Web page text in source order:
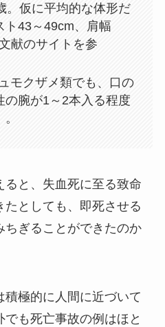
。仮に平均的な体形だ
ト43～49cm、肩幅
献のサイトを参
モクザメ類でも、口の
の腕が1～2本入る程度
ると、失血死に至る致命
としても、即死させる
ちぎることができたのか
極的に人間に近づいて
でも死亡事故の例はほと